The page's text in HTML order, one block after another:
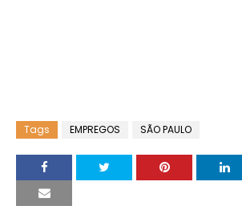
Tags EMPREGOS SÃO PAULO